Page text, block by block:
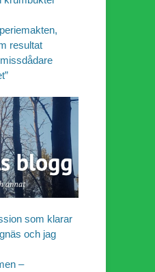
resultat
som klarar
och jag
–